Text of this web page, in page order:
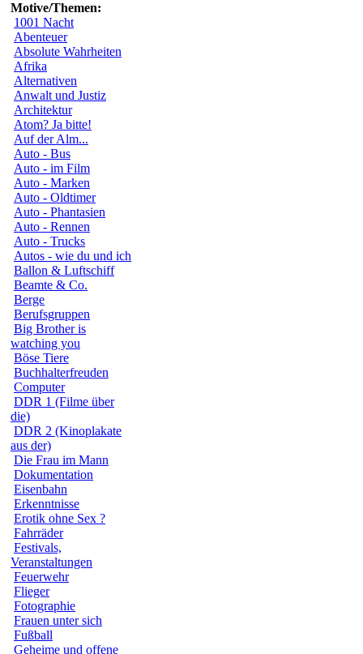
Motive/Themen:
1001 Nacht
Abenteuer
Absolute Wahrheiten
Afrika
Alternativen
Anwalt und Justiz
Architektur
Atom? Ja bitte!
Auf der Alm...
Auto - Bus
Auto - im Film
Auto - Marken
Auto - Oldtimer
Auto - Phantasien
Auto - Rennen
Auto - Trucks
Autos - wie du und ich
Ballon & Luftschiff
Beamte & Co.
Berge
Berufsgruppen
Big Brother is
watching you
Böse Tiere
Buchhalterfreuden
Computer
DDR 1 (Filme über
die)
DDR 2 (Kinoplakate
aus der)
Die Frau im Mann
Dokumentation
Eisenbahn
Erkenntnisse
Erotik ohne Sex ?
Fahrräder
Festivals,
Veranstaltungen
Feuerwehr
Flieger
Fotographie
Frauen unter sich
Fußball
Geheime und offene